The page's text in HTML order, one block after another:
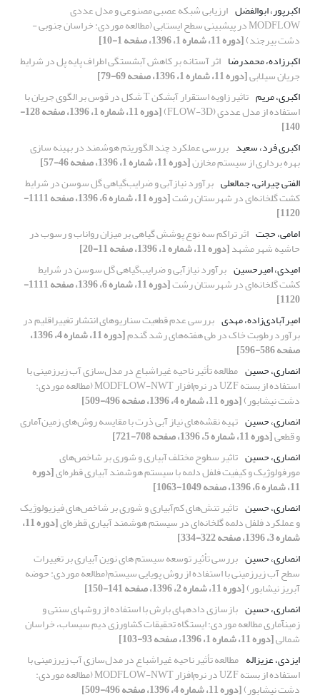
اکبرپور، ابوالفضل ارزیابی شبکه عصبی مصنوعی و مدل عددی
MODFLOW در پیشبینی سطح ایستابی (مطالعه موردی: خراسان جنوبی -
دشت بیرجند)[دوره 11، شماره 1، 1396، صفحه 1-10]
اکبرزاده، محمدرضا اثر آستانه بر کاهش آبشستگی اطراف پایه پل در شرایط
جریان سیلابی[دوره 11، شماره 1، 1396، صفحه 69-79]
اکبری، مریم
تاثیر زاویه استقرار آبشکن T شکل در قوس بر الگوی جریان با
استفاده از مدل عددی (FLOW-3D) [دوره 11، شماره 1، 1396، صفحه 128-
140]
اکبری فرد، سعید بررسی عملکرد چند الگوریتم هوشمند در بهینه سازی
بهره برداری از سیستم مخازن[دوره 11، شماره 1، 1396، صفحه 46-57]
الفتی چیرانی، جمالعلی برآورد نیاز‌آبی و ضرایب‌گیاهی گل سوسن در شرایط
کشت گلخانه‌ای در شهرستان رشت [دوره 11، شماره 6، 1396، صفحه 1111-
1120]
امامی، حجت اثر تراکم سه نوع پوشش گیاهی بر میزان رواناب و رسوب در
حاشیه شهر مشهد[دوره 11، شماره 1، 1396، صفحه 11-20]
امیدی، امیرحسین برآورد نیاز‌آبی و ضرایب‌گیاهی گل سوسن در شرایط
کشت گلخانه‌ای در شهرستان رشت [دوره 11، شماره 6، 1396، صفحه 1111-
1120]
امیرآبادی‌زاده، مهدی بررسی عدم قطعیت سناریوهای انتشار تغییراقلیم در
برآورد رطوبت خاک در طی هفته‌های رشد گندم [دوره 11، شماره 4، 1396،
صفحه 586-596]
انصاری، حسین مطالعه تأثیر ناحیه غیراشباع در مدل‌سازی آب زیرزمینی با
استفاده از بسته UZF در نرم‌افزار MODFLOW-NWT (مطالعه موردی:
دشت نیشابور)[دوره 11، شماره 4، 1396، صفحه 496-509]
انصاری، حسین تهیه نقشه‌های نیاز آبی ذرت با مقایسه روش‌های زمین‌آماری
و قطعی[دوره 11، شماره 5، 1396، صفحه 708-721]
انصاری، حسین تاثیر سطوح مختلف آبیاری و شوری بر شاخص‌های
مورفولوژیک و کیفیت فلفل دلمه‌ با سیستم‌ هوشمند آبیاری‌ قطره‌ای[دوره
11، شماره 6، 1396، صفحه 1049-1063]
انصاری، حسین تاثیر تنش‌های‌ کم‌آبیاری و شوری بر شاخص‌های فیزیولوژیک
و عملکرد فلفل دلمه‌ گلخانه‌ای در سیستم‌ هوشمند آبیاری‌ قطره‌ای [دوره 11،
شماره 3، 1396، صفحه 322-334]
انصاری، حسین بررسی تأثیر توسعه سیستم های نوین آبیاری بر تغییرات
سطح آب زیرزمینی با استفاده از روش پویایی سیستم(مطالعه موردی: حوضه
آبریز نیشابور)[دوره 11، شماره 2، 1396، صفحه 141-150]
انصاری، حسین بازسازی دادههای بارش با استفاده از روشهای سنتی و
زمینآماری مطالعه موردی: ایستگاه تحقیقات کشاورزی دیم سیساب، خراسان
شمالی[دوره 11، شماره 1، 1396، صفحه 93-103]
ایزدی، عزیزاله مطالعه تأثیر ناحیه غیراشباع در مدل‌سازی آب زیرزمینی با
استفاده از بسته UZF در نرم‌افزار MODFLOW-NWT (مطالعه موردی:
دشت نیشابور)[دوره 11، شماره 4، 1396، صفحه 496-509]